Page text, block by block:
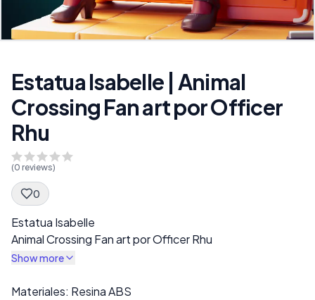
Estatua Isabelle | Animal
Crossing Fan art por Officer
Rhu
(0 reviews)
0
Spec Description
Estatua Isabelle
Animal Crossing Fan art por Officer Rhu
Show more
Description
Materiales: Resina ABS